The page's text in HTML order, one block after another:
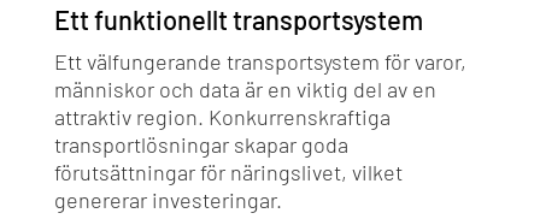
Ett funktionellt transportsystem
Ett välfungerande transportsystem för varor,
människor och data är en viktig del av en
attraktiv region. Konkurrenskraftiga
transportlösningar skapar goda
förutsättningar för näringslivet, vilket
genererar investeringar.